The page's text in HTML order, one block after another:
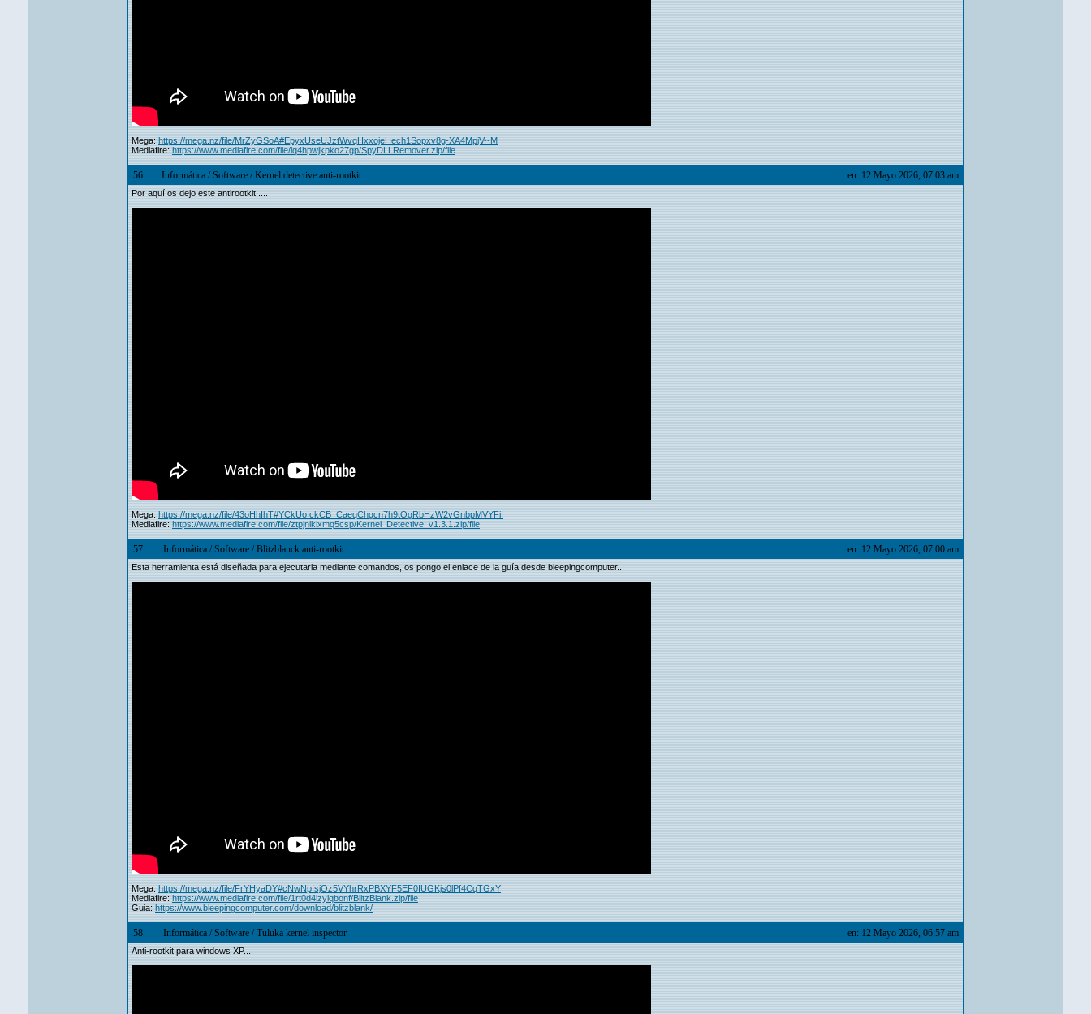
Mega: https://mega.nz/file/MrZyGSoA#EpyxUseUJztWvqHxxojeHech1Sopxv8g-XA4MpjV--M
Mediafire: https://www.mediafire.com/file/lq4hpwjkpko27gp/SpyDLLRemover.zip/file
56 Informática /Software /Kernel detective anti-rootkit en: 12 Mayo 2026, 07:03 am
Por aquí os dejo este antirootkit ....
Mega: https://mega.nz/file/43oHhIhT#YCkUoIckCB_CaeqChgcn7h9tOgRbHzW2vGnbpMVYFiI
Mediafire: https://www.mediafire.com/file/ztpjnikixmq5csp/Kernel_Detective_v1.3.1.zip/file
57 Informática /Software /Blitzblanck anti-rootkit en: 12 Mayo 2026, 07:00 am
Esta herramienta está diseñada para ejecutarla mediante comandos, os pongo el enlace de la guía desde bleepingcomputer...
Mega: https://mega.nz/file/FrYHyaDY#cNwNpIsjOz5VYhrRxPBXYF5EF0IUGKjs0lPf4CqTGxY
Mediafire: https://www.mediafire.com/file/1rt0d4izylqbonf/BlitzBlank.zip/file
Guia: https://www.bleepingcomputer.com/download/blitzblank/
58 Informática /Software /Tuluka kernel inspector en: 12 Mayo 2026, 06:57 am
Anti-rootkit para windows XP....